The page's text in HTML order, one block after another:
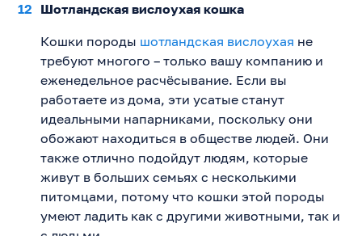
Шотландская вислоухая кошка
Кошки породы шотландская вислоухая не
требуют многого – только вашу компанию и
еженедельное расчёсывание. Если вы
работаете из дома, эти усатые станут
идеальными напарниками, поскольку они
обожают находиться в обществе людей. Они
также отлично подойдут людям, которые
живут в больших семьях с несколькими
питомцами, потому что кошки этой породы
умеют ладить как с другими животными, так и